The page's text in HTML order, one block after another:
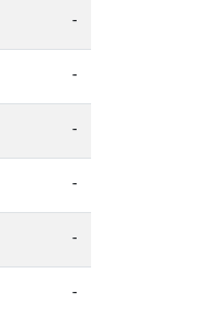
-
-
-
-
-
-